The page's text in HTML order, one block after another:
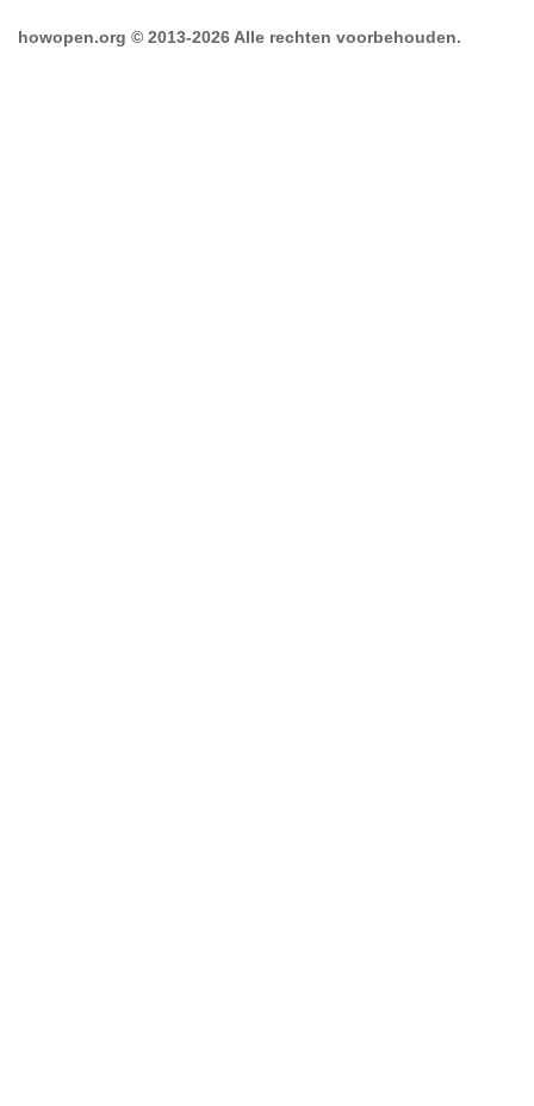
howopen.org © 2013-2026 Alle rechten voorbehouden.